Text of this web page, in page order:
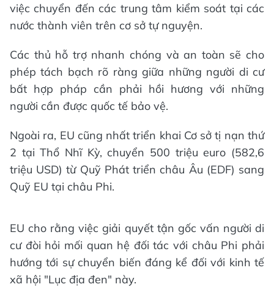
việc chuyển đến các trung tâm kiểm soát tại các
nước thành viên trên cơ sở tự nguyện.
Các thủ hỗ trợ nhanh chóng và an toàn sẽ cho
phép tách bạch rõ ràng giữa những người di cư
bất hợp pháp cần phải hồi hương với những
người cần được quốc tế bảo vệ.
Ngoài ra, EU cũng nhất triển khai Cơ sở tị nạn thứ
2 tại Thổ Nhĩ Kỳ, chuyển 500 triệu euro (582,6
triệu USD) từ Quỹ Phát triển châu Âu (EDF) sang
Quỹ EU tại châu Phi.
EU cho rằng việc giải quyết tận gốc vấn người di
cư đòi hỏi mối quan hệ đối tác với châu Phi phải
hướng tới sự chuyển biến đáng kể đối với kinh tế
xã hội "Lục địa đen" này.